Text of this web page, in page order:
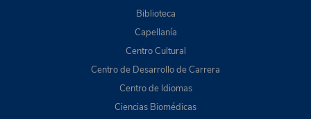
Biblioteca
Capellanía
Centro Cultural
Centro de Desarrollo de Carrera
Centro de Idiomas
Ciencias Biomédicas